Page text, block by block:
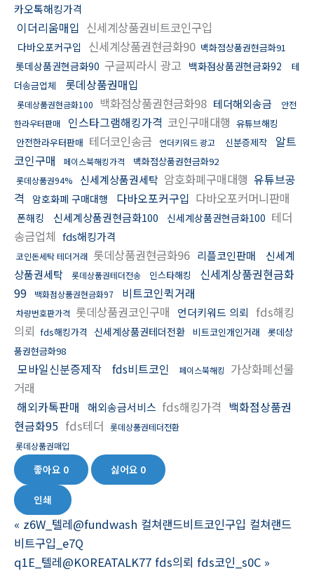
카오톡해킹가격
이더리움매입 신세계상품권비트코인구입
다바오포커구입 신세계상품권현금화90 백화점상품권현금화91
롯데상품권현금화90 구글찌라시 광고 백화점상품권현금화92
테
더송금업체
롯데상품권매입
롯데상품권현금화100 백화점상품권현금화98 테더해외송금
안전
한라우터판매
인스타그램해킹가격 코인구매대행 유튜브해킹
안전한라우터판매 테더코인송금 언더키워드 광고 신분증제작
알트
코인구매
페이스북해킹가격 백화점상품권현금화92
롯데상품권94% 신세계상품권세탁 암호화폐구매대행 유튜브공
격
암호화폐 구매대행 다바오포커구입 다바오포커머니판매
폰해킹 신세계상품권현금화100 신세계상품권현금화100 테더
송금업체 fds해킹가격
코인돈세탁 테더거래 롯데상품권현금화96 리플코인판매
신세계
상품권세탁
롯데상품권테더전송 인스타해킹
신세계상품권현금화
99
백화점상품권현금화97 비트코인퀵거래
차량번호판가격 롯데상품권코인구매 언더키워드 의뢰 fds해킹
의뢰 fds해킹가격 신세계상품권테더전환 비트코인개인거래
롯데상
품권현금화98
모바일신분증제작 fds비트코인 페이스북해킹
가상화폐선물
거래
해외카톡판매
해외송금서비스 fds해킹가격 백화점상품권
현금화95 fds테더 롯데상품권테더전환
롯데상품권매입
좋아요 0 싫어요 0
인쇄
« z6W_텔레@fundwash 컬쳐랜드비트코인구입 컬쳐랜드
비트구입_e7Q
q1E_텔레@KOREATALK77 fds의뢰 fds코인_s0C »